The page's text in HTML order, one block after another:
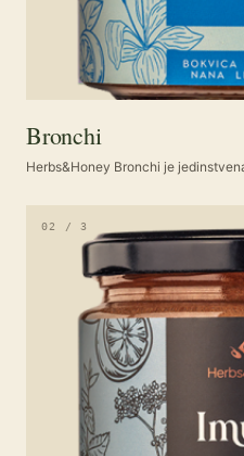
Bronchi
Herbs&Honey Bronchi je
02 / 3